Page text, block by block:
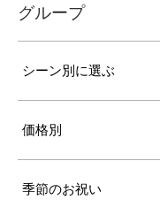
グループ
シーン別に選ぶ
価格別
季節のお祝い